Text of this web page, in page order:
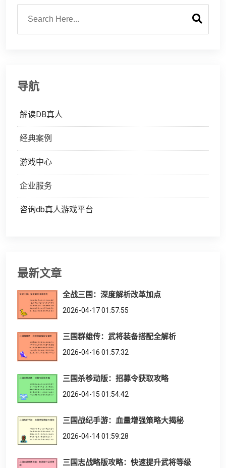
导航
解读DB真人
经典案例
游戏中心
企业服务
咨询db真人游戏平台
最新文章
全战三国：深度解析改革加点
2026-04-17 01:57:55
三国群雄传：武将装备搭配全解析
2026-04-16 01:57:32
三国杀移动版：招募令获取攻略
2026-04-15 01:54:42
三国战纪手游：血量增强策略大揭秘
2026-04-14 01:59:28
三国志战略版攻略：快速提升武将等级